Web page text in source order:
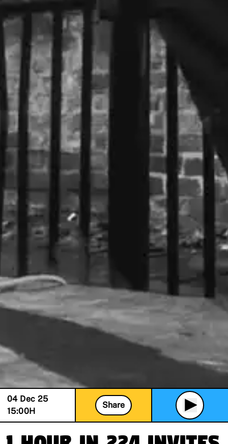
04 Dec 25
15:00H
Share